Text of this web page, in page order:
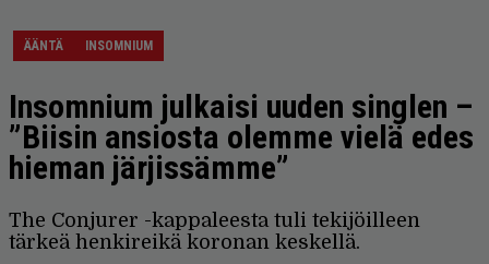
ÄÄNTÄ INSOMNIUM
Insomnium julkaisi uuden singlen –
”Biisin ansiosta olemme vielä edes
hieman järjissämme”
The Conjurer -kappaleesta tuli tekijöilleen
tärkeä henkireikä koronan keskellä.